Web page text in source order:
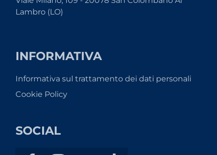
Lambro (LO)
INFORMATIVA
Informativa sul trattamento dei dati personali
Cookie Policy
SOCIAL